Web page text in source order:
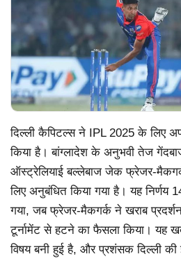
दिल्ली कैपिटल्स ने IPL 2025 के लिए
किया है। बांग्लादेश के अनुभवी तेज
ऑस्ट्रेलियाई बल्लेबाज जेक फ्रेजर-
लिए अनुबंधित किया गया है। यह निर्णय
गया, जब फ्रेजर-मैकगर्क ने खराब
टूर्नामेंट से हटने का फैसला किया। यह
विषय बनी हुई है, और प्रशंसक दिल्ली की